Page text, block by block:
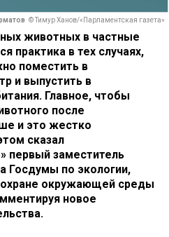
© Тимур Ханов/«Парламентская газета»
животных в частные
практика в тех случаях,
поместить в
и выпустить в
Главное, чтобы
после
и это жестко
сказал
первый заместитель
Госдумы по экологии,
окружающей среды
новое